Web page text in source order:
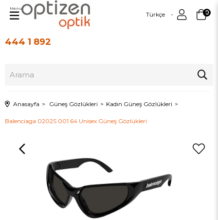
444 1 892
Türkçe 0
Menu
Anasayfa Güneş Gözlükleri Kadın Güneş Gözlükleri
Balenciaga 0202S 001 64 Unisex Güneş Gözlükleri